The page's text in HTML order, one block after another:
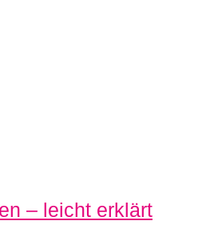
– leicht erklärt